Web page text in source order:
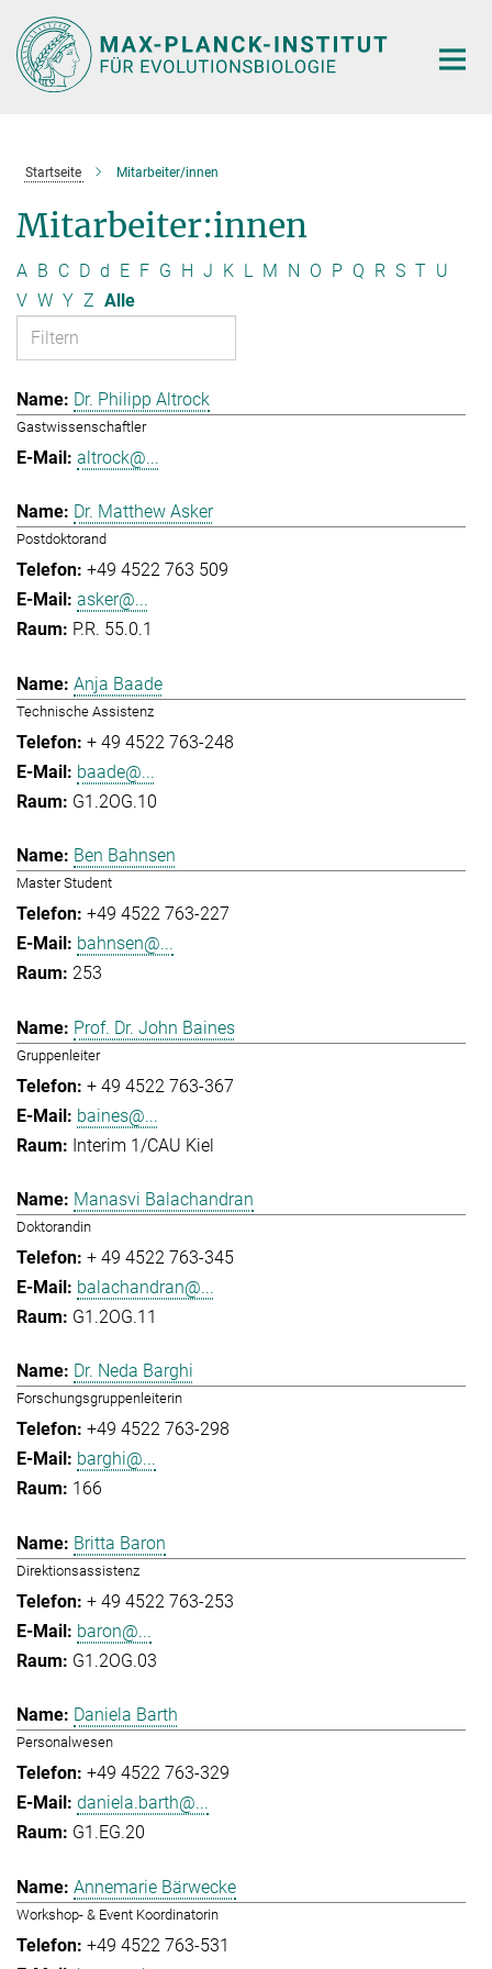
Hauptinhalt
Startseite Mitarbeiter/innen
Mitarbeiter:innen
A B C D d E F G H J K L M N O P Q R S T U
V W Y Z Alle
Dr. Philipp Altrock
Gastwissenschaftler
altrock@...
Dr. Matthew Asker
Postdoktorand
+49 4522 763 509
asker@...
P.R. 55.0.1
Anja Baade
Technische Assistenz
+ 49 4522 763-248
baade@...
G1.2OG.10
Ben Bahnsen
Master Student
+49 4522 763-227
bahnsen@...
253
Prof. Dr. John Baines
Gruppenleiter
+ 49 4522 763-367
baines@...
Interim 1/CAU Kiel
Manasvi Balachandran
Doktorandin
+ 49 4522 763-345
balachandran@...
G1.2OG.11
Dr. Neda Barghi
Forschungsgruppenleiterin
+49 4522 763-298
barghi@...
166
Britta Baron
Direktionsassistenz
+ 49 4522 763-253
baron@...
G1.2OG.03
Daniela Barth
Personalwesen
+49 4522 763-329
daniela.barth@...
G1.EG.20
Annemarie Bärwecke
Workshop- & Event Koordinatorin
+49 4522 763-531